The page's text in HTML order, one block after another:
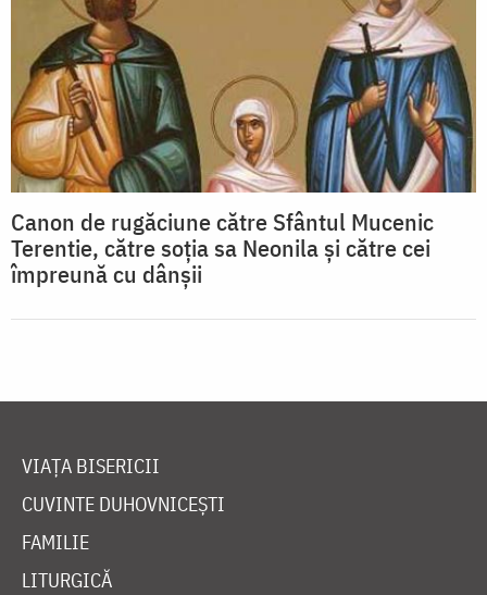
Canon de rugăciune către Sfântul Mucenic
Terentie, către soţia sa Neonila şi către cei
împreună cu dânşii
VIAȚA BISERICII
CUVINTE DUHOVNICEȘTI
FAMILIE
LITURGICĂ